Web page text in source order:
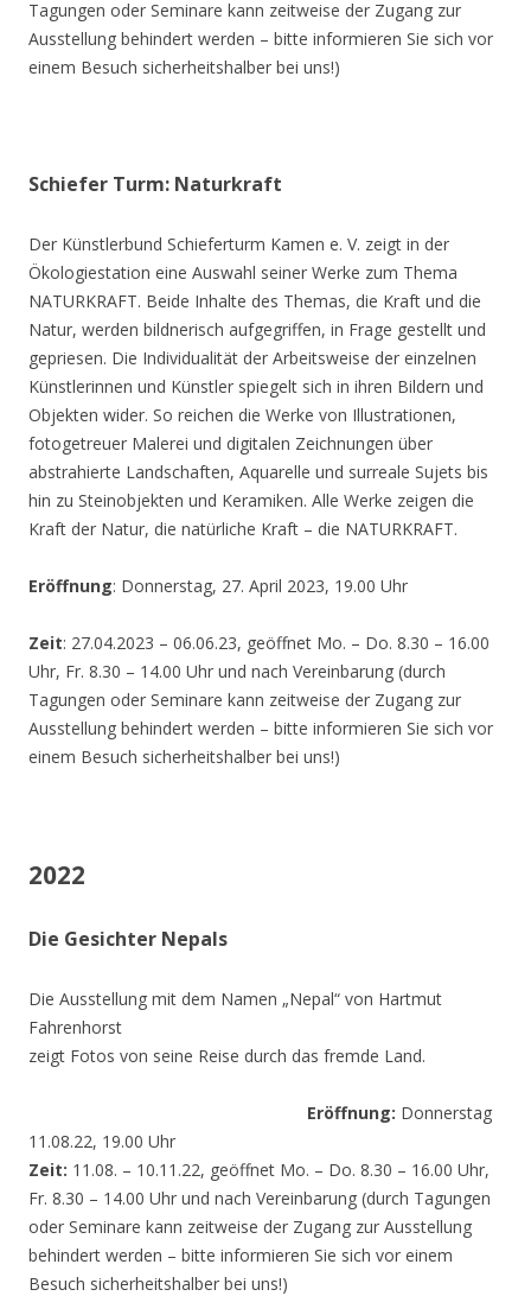
Tagungen oder Seminare kann zeitweise der Zugang zur
Ausstellung behindert werden – bitte informieren Sie sich vor
einem Besuch sicherheitshalber bei uns!)
Schiefer Turm: Naturkraft
Der Künstlerbund Schieferturm Kamen e. V. zeigt in der
Ökologiestation eine Auswahl seiner Werke zum Thema
NATURKRAFT. Beide Inhalte des Themas, die Kraft und die
Natur, werden bildnerisch aufgegriffen, in Frage gestellt und
gepriesen. Die Individualität der Arbeitsweise der einzelnen
Künstlerinnen und Künstler spiegelt sich in ihren Bildern und
Objekten wider. So reichen die Werke von Illustrationen,
fotogetreuer Malerei und digitalen Zeichnungen über
abstrahierte Landschaften, Aquarelle und surreale Sujets bis
hin zu Steinobjekten und Keramiken. Alle Werke zeigen die
Kraft der Natur, die natürliche Kraft – die NATURKRAFT.
Eröffnung: Donnerstag, 27. April 2023, 19.00 Uhr
Zeit: 27.04.2023 – 06.06.23, geöffnet Mo. – Do. 8.30 – 16.00
Uhr, Fr. 8.30 – 14.00 Uhr und nach Vereinbarung (durch
Tagungen oder Seminare kann zeitweise der Zugang zur
Ausstellung behindert werden – bitte informieren Sie sich vor
einem Besuch sicherheitshalber bei uns!)
2022
Die Gesichter Nepals
Die Ausstellung mit dem Namen „Nepal“ von Hartmut
Fahrenhorst
zeigt Fotos von seine Reise durch das fremde Land.
Eröffnung: Donnerstag
11.08.22, 19.00 Uhr
Zeit: 11.08. – 10.11.22, geöffnet Mo. – Do. 8.30 – 16.00 Uhr,
Fr. 8.30 – 14.00 Uhr und nach Vereinbarung (durch Tagungen
oder Seminare kann zeitweise der Zugang zur Ausstellung
behindert werden – bitte informieren Sie sich vor einem
Besuch sicherheitshalber bei uns!)